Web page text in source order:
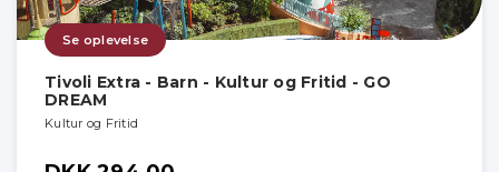
Se oplevelse
Tivoli Extra - Barn - Kultur og Fritid - GO
DREAM
Kultur og Fritid